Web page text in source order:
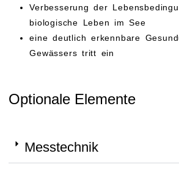
Verbesserung der
biologische Leben im See
eine deutlich erkennbare
Gewässers tritt ein
Optionale Elemente
Messtechnik